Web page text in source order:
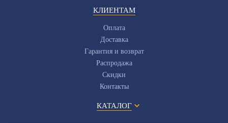
КЛИЕНТАМ
Оплата
Доставка
Гарантия и возврат
Распродажа
Скидки
Контакты
КАТАЛОГ